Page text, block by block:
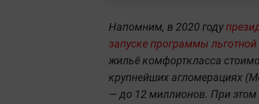
Напомним, в 2020 году
запуске программы льготной
жильё комфорткласса
крупнейших агломерациях
— до 12 миллионов. При этом